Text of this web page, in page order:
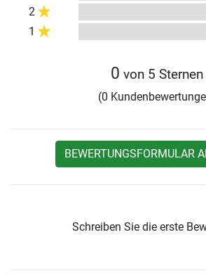
2
1
0 von 5 Sternen
(0
BEWERTUNGSFORMULAR
Schreiben Sie die erste